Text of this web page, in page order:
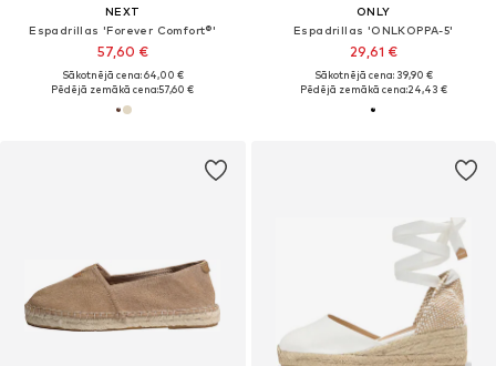
NEXT
Espadrillas 'Forever Comfort®'
57,60 €
Sākotnējā cena: 64,00 €
Pēdējā zemākā cena:57,60 €
ONLY
Espadrillas 'ONLKOPPA-5'
29,61 €
Sākotnējā cena: 39,90 €
Pēdējā zemākā cena:24,43 €